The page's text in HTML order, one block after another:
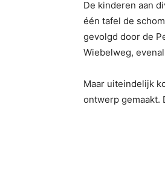
De kinderen aan
één tafel de
gevolgd door de
Wiebelweg,
Maar uiteindelijk
ontwerp gemaakt.